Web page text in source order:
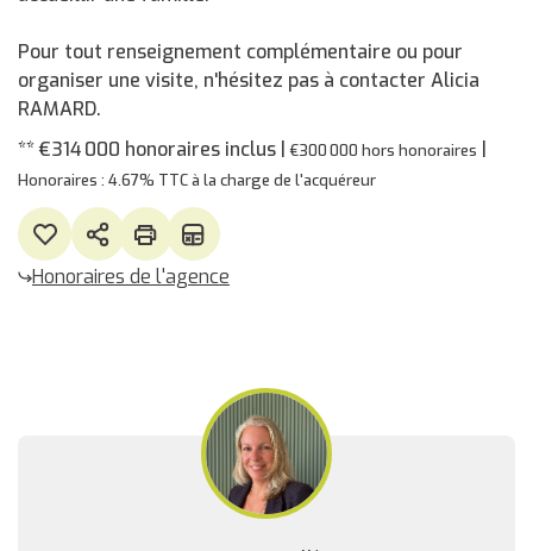
Pour tout renseignement complémentaire ou pour
organiser une visite, n'hésitez pas à contacter Alicia
RAMARD.
** €314 000 honoraires inclus €300 000 hors honoraires
Honoraires : 4.67% TTC à la charge de l'acquéreur
Honoraires de l'agence